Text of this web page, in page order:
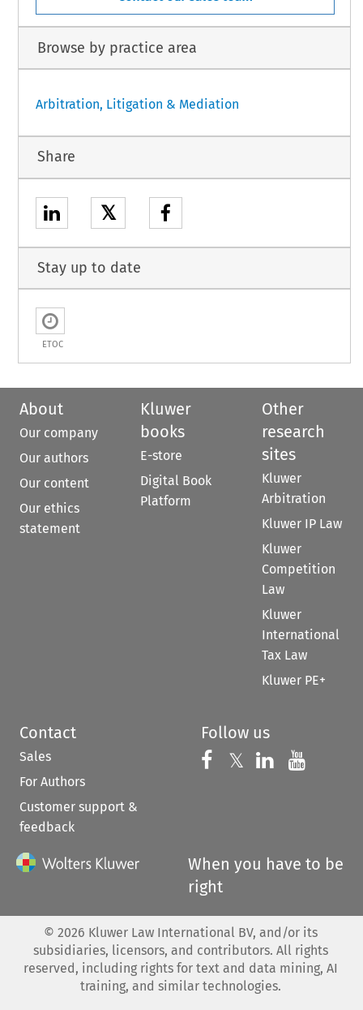
Browse by practice area
Arbitration, Litigation & Mediation
Share
𝕏
Stay up to date
ETOC
About
Our company
Our authors
Our content
Our ethics
statement
Kluwer
books
E-store
Digital Book
Platform
Other
research
sites
Kluwer
Arbitration
Kluwer IP Law
Kluwer
Competition
Law
Kluwer
International
Tax Law
Kluwer PE+
Contact
Sales
For Authors
Customer support &
feedback
Follow us
Follow us on
𝕏 Follow us on
Follow us
When you have to be
right
© 2026 Kluwer Law International BV, and/or its
subsidiaries, licensors, and contributors. All rights
reserved, including rights for text and data mining, AI
training, and similar technologies.